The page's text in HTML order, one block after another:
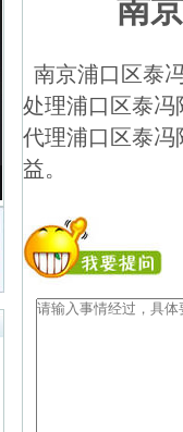
南
南京浦口区泰
处理浦口区泰冯
代理浦口区泰冯
益。